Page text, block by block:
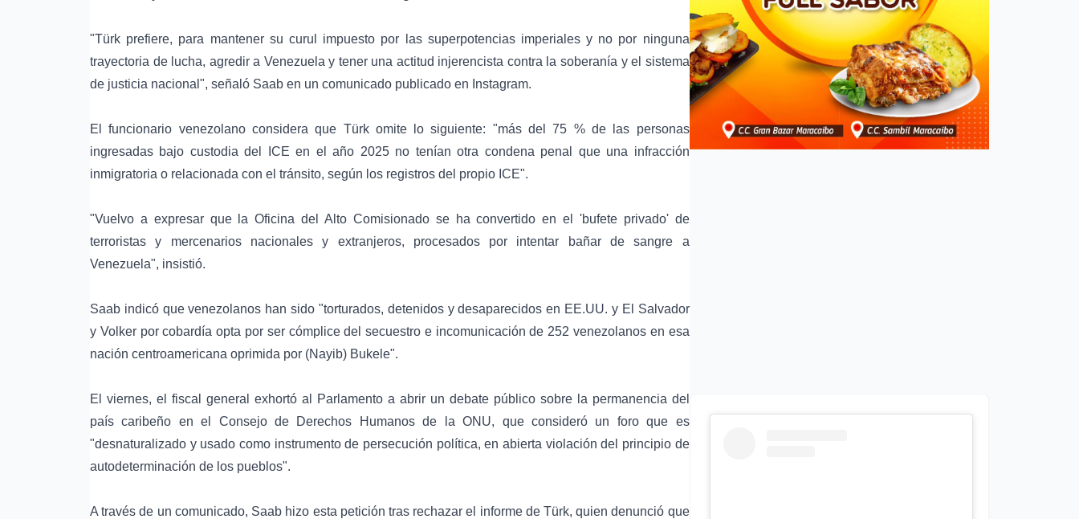
"Türk prefiere, para mantener su curul impuesto por las superpotencias imperiales y no por ninguna
trayectoria de lucha, agredir a Venezuela y tener una actitud injerencista contra la soberanía y el sistema
de justicia nacional", señaló Saab en un comunicado publicado en Instagram.
El funcionario venezolano considera que Türk omite lo siguiente: "más del 75 % de las personas
ingresadas bajo custodia del ICE en el año 2025 no tenían otra condena penal que una infracción
inmigratoria o relacionada con el tránsito, según los registros del propio ICE".
"Vuelvo a expresar que la Oficina del Alto Comisionado se ha convertido en el 'bufete privado' de
terroristas y mercenarios nacionales y extranjeros, procesados por intentar bañar de sangre a
Venezuela", insistió.
Saab indicó que venezolanos han sido "torturados, detenidos y desaparecidos en EE.UU. y El Salvador
y Volker por cobardía opta por ser cómplice del secuestro e incomunicación de 252 venezolanos en esa
nación centroamericana oprimida por (Nayib) Bukele".
El viernes, el fiscal general exhortó al Parlamento a abrir un debate público sobre la permanencia del
país caribeño en el Consejo de Derechos Humanos de la ONU, que consideró un foro que es
"desnaturalizado y usado como instrumento de persecución política, en abierta violación del principio de
autodeterminación de los pueblos".
A través de un comunicado, Saab hizo esta petición tras rechazar el informe de Türk, quien denunció que